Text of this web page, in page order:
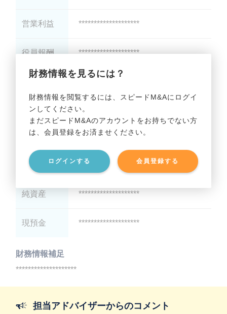
財務情報を見るには？
財務情報を閲覧するには、スピードM&Aにログイ
ンしてください。
まだスピードM&Aのアカウントをお持ちでない方
は、会員登録をお済ませください。
ログインする 会員登録する
営業利益 ********************
役員報酬 ********************
貸借対照表（B/S）
総資産 ********************
有利子負債 ********************
純資産 ********************
現預金 ********************
財務情報補足
********************
担当アドバイザーからのコメント